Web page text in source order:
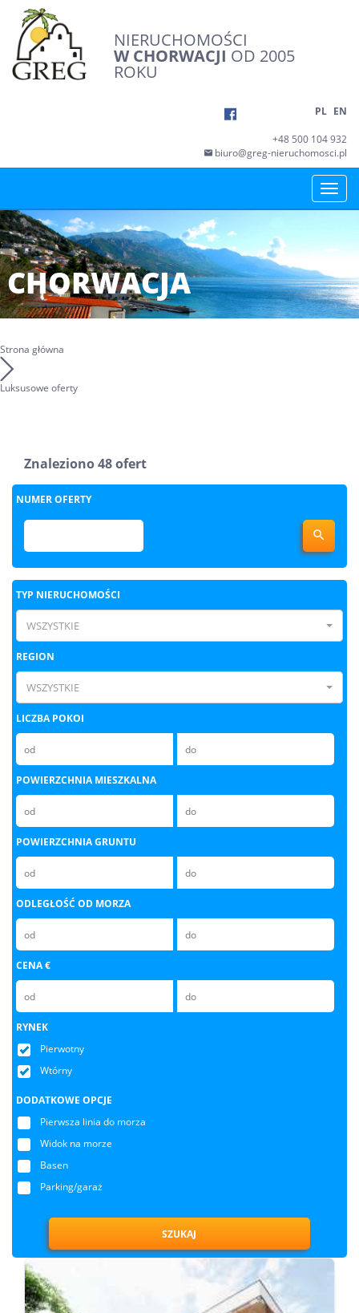
NIERUCHOMOŚCI
W CHORWACJI OD 2005
ROKU
PL EN
+48 500 104 932
biuro@greg-nieruchomosci.pl
Toggle
CHORWACJA
Strona główna
Luksusowe oferty
Znaleziono 48 ofert
NUMER OFERTY

TYP NIERUCHOMOŚCI
WSZYSTKIE
REGION
WSZYSTKIE
LICZBA POKOI
POWIERZCHNIA MIESZKALNA
POWIERZCHNIA GRUNTU
ODLEGŁOŚĆ OD MORZA
CENA €
RYNEK
Pierwotny
Wtórny
DODATKOWE OPCJE
Pierwsza linia do morza
Widok na morze
Basen
Parking/garaż
SZUKAJ